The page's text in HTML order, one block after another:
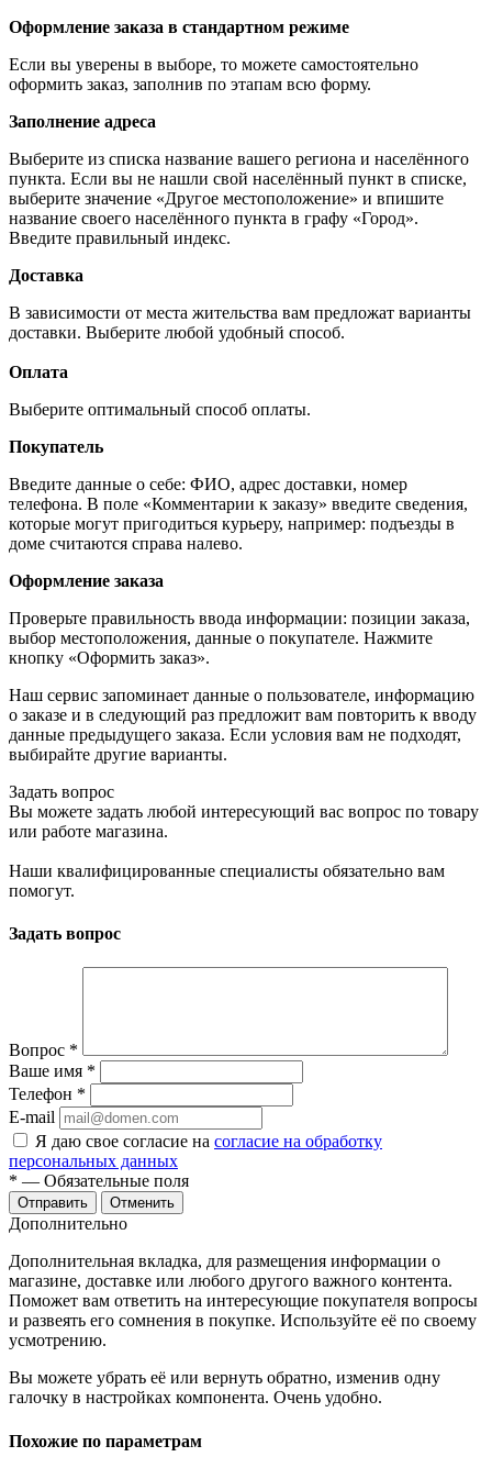
Оформление заказа в стандартном режиме
Если вы уверены в выборе, то можете самостоятельно
оформить заказ, заполнив по этапам всю форму.
Заполнение адреса
Выберите из списка название вашего региона и населённого
пункта. Если вы не нашли свой населённый пункт в списке,
выберите значение «Другое местоположение» и впишите
название своего населённого пункта в графу «Город».
Введите правильный индекс.
Доставка
В зависимости от места жительства вам предложат варианты
доставки. Выберите любой удобный способ.
Оплата
Выберите оптимальный способ оплаты.
Покупатель
Введите данные о себе: ФИО, адрес доставки, номер
телефона. В поле «Комментарии к заказу» введите сведения,
которые могут пригодиться курьеру, например: подъезды в
доме считаются справа налево.
Оформление заказа
Проверьте правильность ввода информации: позиции заказа,
выбор местоположения, данные о покупателе. Нажмите
кнопку «Оформить заказ».
Наш сервис запоминает данные о пользователе, информацию
о заказе и в следующий раз предложит вам повторить к вводу
данные предыдущего заказа. Если условия вам не подходят,
выбирайте другие варианты.
Задать вопрос
Вы можете задать любой интересующий вас вопрос по товару
или работе магазина.
Наши квалифицированные специалисты обязательно вам
помогут.
Задать вопрос
Вопрос *
Ваше имя *
Телефон *
E-mail
Я даю свое согласие на согласие на обработку
персональных данных
* — Обязательные поля
Отменить
Дополнительно
Дополнительная вкладка, для размещения информации о
магазине, доставке или любого другого важного контента.
Поможет вам ответить на интересующие покупателя вопросы
и развеять его сомнения в покупке. Используйте её по своему
усмотрению.
Вы можете убрать её или вернуть обратно, изменив одну
галочку в настройках компонента. Очень удобно.
Похожие по параметрам